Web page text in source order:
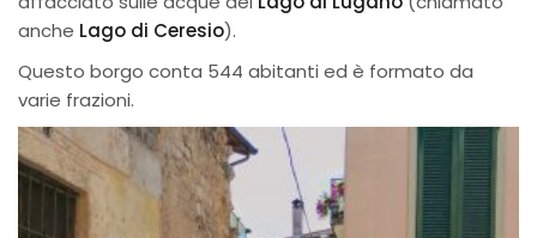
anche Lago di Ceresio).
Questo borgo conta 544 abitanti ed è formato da
varie frazioni.